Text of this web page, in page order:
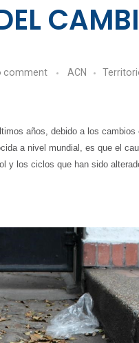
comment ACN
años, debido a los
a nivel mundial, es que el
y los ciclos que han sido